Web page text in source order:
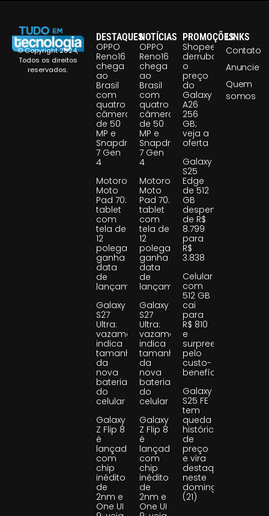
© Copyright 2024,
Todos os direitos
reservados.
DESTAQUES
OPPO
Reno16
chega
ao
Brasil
com
quatro
câmeras
de 50
MP e
Snapdragon
7 Gen
4
Motorola
Moto
Pad 70:
tablet
com
tela de
12
polegadas
ganha
data
de
lançamento
Galaxy
S27
Ultra:
vazamento
indica
tamanho
da
nova
bateria
do
celular
Galaxy
Z Flip 8
é
lançado
com
chip
inédito
de
2nm e
One UI
NOTÍCIAS
OPPO
Reno16
chega
ao
Brasil
com
quatro
câmeras
de 50
MP e
Snapdragon
7 Gen
4
Motorola
Moto
Pad 70:
tablet
com
tela de
12
polegadas
ganha
data
de
lançamento
Galaxy
S27
Ultra:
vazamento
indica
tamanho
da
nova
bateria
do
celular
Galaxy
Z Flip 8
é
lançado
com
chip
inédito
de
2nm e
One UI
PROMOÇÕES
Shopee
derruba
o
preço
do
Galaxy
A26
256
GB;
veja a
oferta
Galaxy
S25
Edge
de 512
GB
despenca
de R$
8.799
para
R$
3.838
Celular
com
512 GB
cai
para
R$ 810
e
surpreende
pelo
custo-
benefício
Galaxy
S25 FE
tem
queda
histórica
de
preço
e vira
destaque
neste
domingo
(21)
LINKS
Contato
Anuncie
Quem
somos